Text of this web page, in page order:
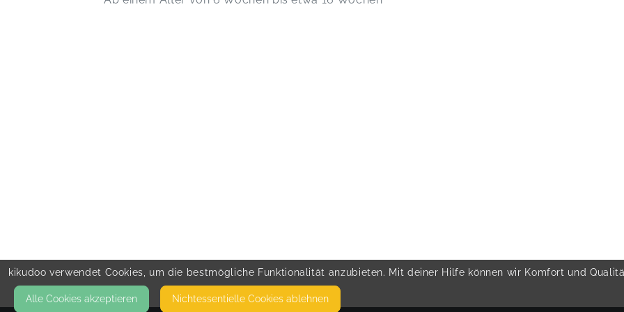
kikudoo verwendet Cookies, um die bestmögliche Funktionalität anzubieten. Mit deiner Hilfe können wir Komfort und
Alle Cookies akzeptieren Nicht­essentielle Cookies ablehnen